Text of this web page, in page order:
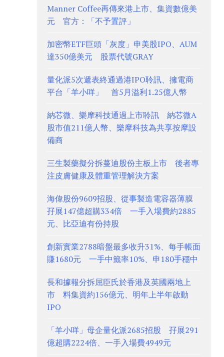
Manner Coffee再傳來港上市、集資數億美
元 官方：「不予置評」
加密幣ETF巨頭「灰度」申美股IPO、AUM
達350億美元 股票代號GRAY
量化派5次遞表終通過港IPO聆訊、擁電商
平台「羊小咩」 首5月溢利1.25億人幣
納芯微、樂摩科技通過上市聆訊 納芯微A
股市值211億人幣、樂摩科技為共享按摩設
備商
三生製藥擬分拆蔓迪股份主板上市 後者專
注皮膚健康及體重管理解決方案
海偉股份9609招股、從事製造電容器薄膜
孖展147億超購334倍 一手入場費約2885
元、比亞迪有份持股
創新實業2788暗盤最多收升31%、每手帳面
賺1680元 一手中籤率10%、申180手穩中
長和據報分拆屈臣氏於香港及英國兩地上
市 料集資約156億元、明年上半年啟動
IPO
「羊小咩」母企量化派2685招股 孖展291
億超購2224倍、一手入場費4949元